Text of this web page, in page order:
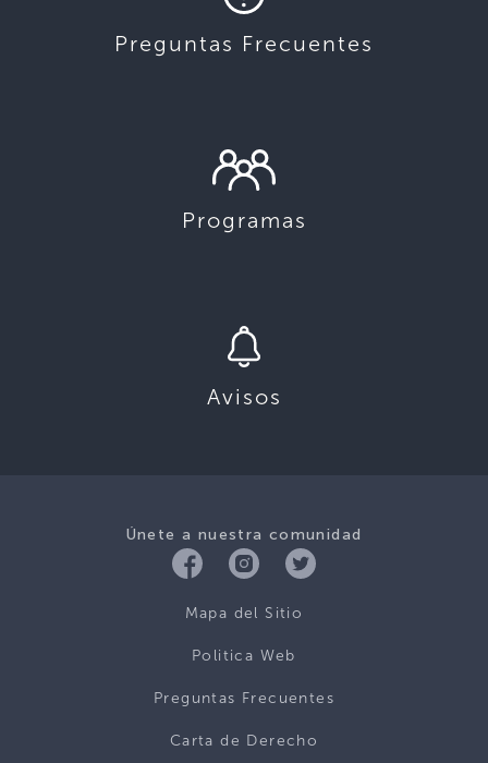
Preguntas Frecuentes
Programas
Avisos
Únete a nuestra comunidad
Mapa del Sitio
Politica Web
Preguntas Frecuentes
Carta de Derecho